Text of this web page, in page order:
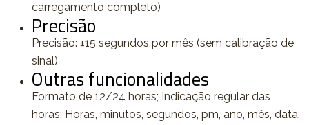
carregamento completo)
Precisão
Precisão: ±15 segundos por mês (sem calibração de
sinal)
Outras funcionalidades
Formato de 12/24 horas; Indicação regular das
horas: Horas, minutos, segundos, pm, ano, mês, data,